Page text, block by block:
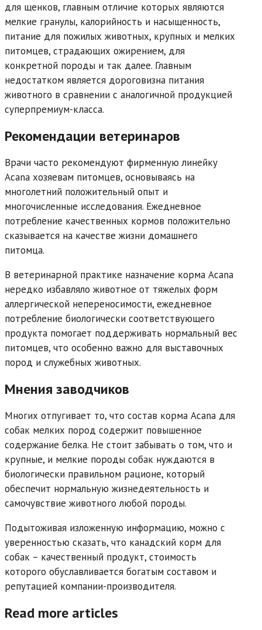
для щенков, главным отличие которых являются
мелкие гранулы, калорийность и насыщенность,
питание для пожилых животных, крупных и мелких
питомцев, страдающих ожирением, для
конкретной породы и так далее. Главным
недостатком является дороговизна питания
животного в сравнении с аналогичной продукцией
суперпремиум-класса.
Рекомендации ветеринаров
Врачи часто рекомендуют фирменную линейку
Acana хозяевам питомцев, основываясь на
многолетний положительный опыт и
многочисленные исследования. Ежедневное
потребление качественных кормов положительно
сказывается на качестве жизни домашнего
питомца.
В ветеринарной практике назначение корма Acana
нередко избавляло животное от тяжелых форм
аллергической непереносимости, ежедневное
потребление биологически соответствующего
продукта помогает поддерживать нормальный вес
питомцев, что особенно важно для выставочных
пород и служебных животных.
Мнения заводчиков
Многих отпугивает то, что состав корма Acana для
собак мелких пород содержит повышенное
содержание белка. Не стоит забывать о том, что и
крупные, и мелкие породы собак нуждаются в
биологически правильном рационе, который
обеспечит нормальную жизнедеятельность и
самочувствие животного любой породы.
Подытоживая изложенную информацию, можно с
уверенностью сказать, что канадский корм для
собак – качественный продукт, стоимость
которого обуславливается богатым составом и
репутацией компании-производителя.
Read more articles